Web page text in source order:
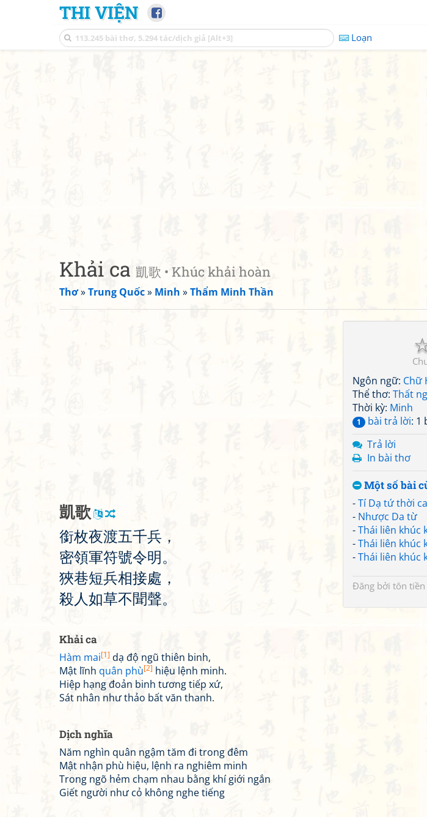
THI VIỆN
Loạn
Khải ca 凱歌 • Khúc khải hoàn
Thơ»Trung Quốc» Minh »Thẩm Minh Thần
Ngôn ngữ: Chữ
Thể thơ: Thất
Thời kỳ: Minh
1 bài trả lời: 1
Trả lời
In bài thơ
Một số bài
-Tí Dạ tứ thời ca
- Nhược Da từ
-Thái liên khúc
-Thái liên khúc
-Thái liên khúc
Đăng bởi tôn
凱歌
銜枚夜渡五千兵 ，
密領軍符號令明 。
狹巷短兵相接處 ，
殺 人如草不聞聲。
Khải ca
Hàm mai[1] dạ độ ngũ thiên binh,
Mật lĩnh quân phù[2] hiệu lệnh minh.
Hiệp hạng đoản binh tương tiếp xứ,
Sát nhân như thảo bất văn thanh.
Dịch nghĩa
Năm nghìn quân ngậm tăm đi trong đêm
Mật nhận phù hiệu, lệnh ra nghiêm minh
Trong ngõ hẻm chạm nhau bằng khí giới ngắn
Giết người như cỏ không nghe tiếng